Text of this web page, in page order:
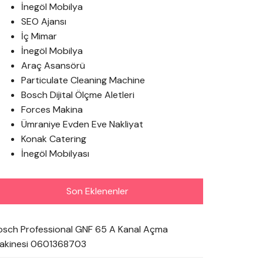
İnegöl Mobilya
SEO Ajansı
İç Mimar
İnegöl Mobilya
Araç Asansörü
Particulate Cleaning Machine
Bosch Dijital Ölçme Aletleri
Forces Makina
Ümraniye Evden Eve Nakliyat
Konak Catering
İnegöl Mobilyası
Son Eklenenler
Professional GNF 65 A Kanal Açma
0601368703